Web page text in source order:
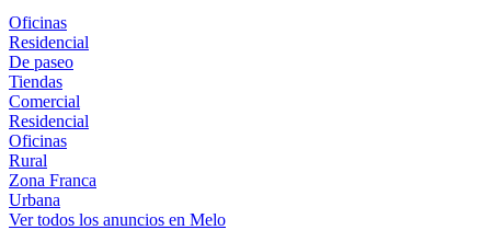
Oficinas
Residencial
De paseo
Tiendas
Comercial
Residencial
Oficinas
Rural
Zona Franca
Urbana
Ver todos los anuncios en Melo